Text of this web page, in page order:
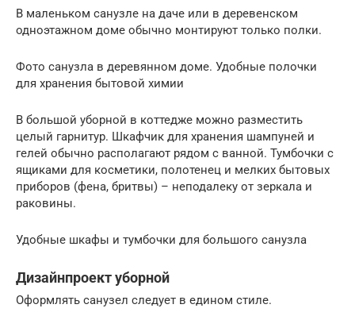
В маленьком санузле на даче или в деревенском
одноэтажном доме обычно монтируют только полки.
Фото санузла в деревянном доме. Удобные полочки
для хранения бытовой химии
В большой уборной в коттедже можно разместить
целый гарнитур. Шкафчик для хранения шампуней и
гелей обычно располагают рядом с ванной. Тумбочки с
ящиками для косметики, полотенец и мелких бытовых
приборов (фена, бритвы) – неподалеку от зеркала и
раковины.
Удобные шкафы и тумбочки для большого санузла
Дизайнпроект уборной
Оформлять санузел следует в едином стиле.